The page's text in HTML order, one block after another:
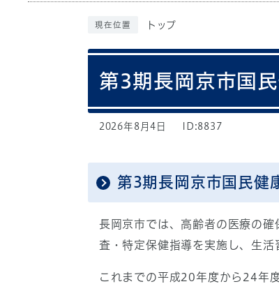
現在位置 トップ
第3期長岡京市国
2026年8月4日 ID:8837
第3期長岡京市国民健
長岡京市では、高齢者の医療の
査・特定保健指導を実施し、生
これまでの平成20年度から24年